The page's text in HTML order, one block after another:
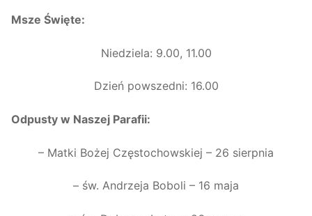
Msze Święte:
Niedziela: 9.00, 11.00
Dzień powszedni: 16.00
Odpusty w Naszej Parafii:
– Matki Bożej Częstochowskiej – 26 sierpnia
– św. Andrzeja Boboli – 16 maja